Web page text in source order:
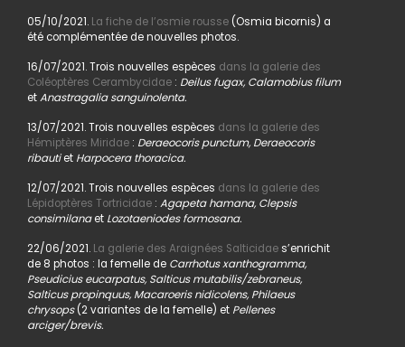
05/10/2021. La fiche de l’osmie rousse(Osmia bicornis) a
été complémentée de nouvelles photos.
16/07/2021. Trois nouvelles espèces dans la galerie des
Coléoptères Cerambycidae: Deilus fugax, Calamobius filum
etAnastragalia sanguinolenta.
13/07/2021. Trois nouvelles espèces dans la galerie des
Hémiptères Miridae: Deraeocoris punctum, Deraeocoris
ribautiet Harpocera thoracica.
12/07/2021. Trois nouvelles espèces dans la galerie des
Lépidoptères Tortricidae: Agapeta hamana, Clepsis
consimilanaet Lozotaeniodes formosana.
22/06/2021. La galerie des Araignées Salticidaes’enrichit
de 8 photos : la femelle de Carrhotus xanthogramma,
Pseudicius eucarpatus, Salticus mutabilis/zebraneus,
Salticus propinquus, Macaroeris nidicolens, Philaeus
chrysops(2 variantes de la femelle) et Pellenes
arciger/brevis.